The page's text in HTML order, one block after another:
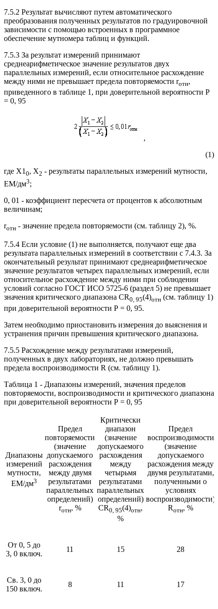
7.5.2 Результат вычисляют путем автоматического
преобразования полученных результатов по градуировочной
зависимости с помощью встроенных в программное
обеспечение мутномера таблиц и функций.
7.5.3 За результат измерений принимают
среднеарифметическое значение результатов двух
параллельных измерений, если относительное расхождение
между ними не превышает предела повторяемости rотн,
приведенного в таблице 1, при доверительной вероятности Р
= 0, 95
,
(1)
где X1 0, X2 - результаты параллельных измерений мутности,
EM/дм3;
0, 01 - коэффициент пересчета от процентов к абсолютным
величинам;
rотн - значение предела повторяемости (см. таблицу 2), %.
7.5.4 Если условие (1) не выполняется, получают еще два
результата параллельных измерений в соответствии с 7.4.3. За
окончательный результат принимают среднеарифметическое
значение результатов четырех параллельных измерений, если
относительное расхождение между ними при соблюдении
условий согласно ГОСТ ИСО 5725-6 (раздел 5) не превышает
значения критического диапазона CR0, 95(4)отн (см. таблицу 1)
при доверительной вероятности Р = 0, 95.
Затем необходимо приостановить измерения до выяснения и
устранения причин превышения критического диапазона.
7.5.5 Расхождение между результатами измерений,
полученных в двух лабораториях, не должно превышать
предела воспроизводимости R (см. таблицу 1).
Таблица 1 - Диапазоны измерений, значения пределов
повторяемости, воспроизводимости и критического диапазона
при доверительной вероятности Р = 0, 95
Диапазоны
измерений
мутности,
EM/дм3
Предел
повторяемости
(значение
допускаемого
расхождения
между двумя
результатами
параллельных
определений)
rотн, %
Критически
диапазон
(значение
допускаемого
расхождения
между
четырьмя
результатами
параллельных
определений)
CR0, 95(4)отн,
%
Предел
воспроизводимости
(значение
допускаемого
расхождения между
двумя результатами,
полученными о
условиях
воспроизводимости)
Rотн, %
От 0, 5 до
3, 0 включ.
11 15 28
Св. 3, 0 до
150 включ.
8 11 17